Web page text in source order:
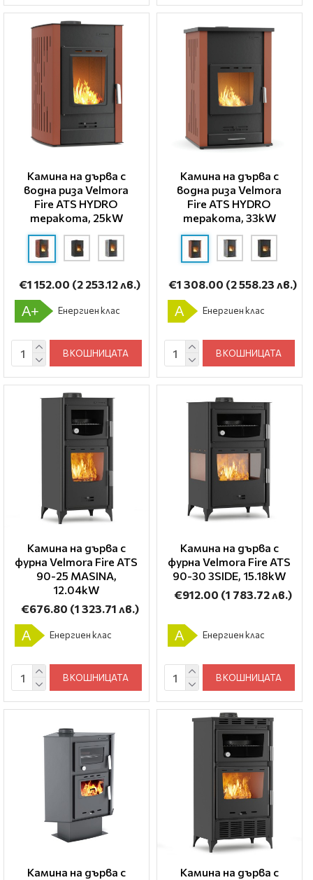
Камина на дърва с
водна риза Velmora
Fire ATS HYDRO
теракота, 25kW
€1 152.00 (2 253.12 лв.)
A+ Енергиен клас
В КОШНИЦАТА
Камина на дърва с
водна риза Velmora
Fire ATS HYDRO
теракота, 33kW
€1 308.00 (2 558.23 лв.)
A Енергиен клас
В КОШНИЦАТА
Камина на дърва с
фурна Velmora Fire ATS
90-25 ΜΑSΙΝΑ,
12.04kW
€676.80 (1 323.71 лв.)
A Енергиен клас
В КОШНИЦАТА
Камина на дърва с
фурна Velmora Fire ATS
90-30 3SIDE, 15.18kW
€912.00 (1 783.72 лв.)
A Енергиен клас
В КОШНИЦАТА
Камина на дърва с
Камина на дърва с